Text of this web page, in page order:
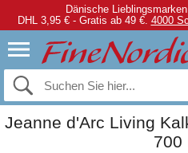
Dänische
DHL 3,95 € - Gratis ab 49 €. 4000
Jeanne d'Arc Living
700